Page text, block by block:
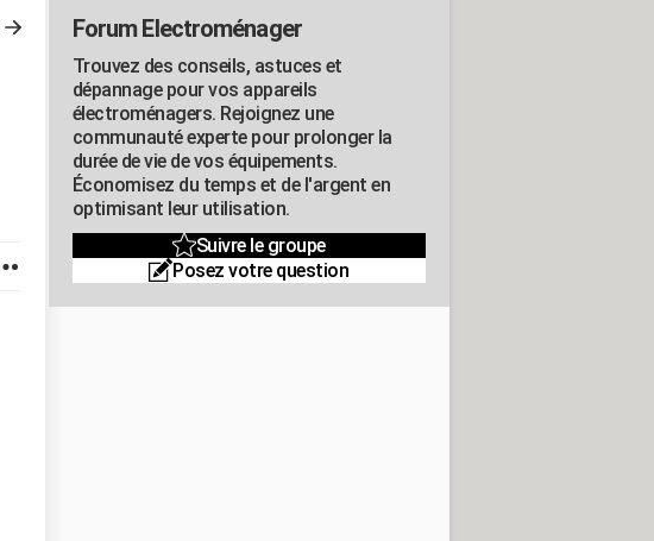
Forum Electroménager
Trouvez des conseils, astuces et
dépannage pour vos appareils
électroménagers. Rejoignez une
communauté experte pour prolonger la
durée de vie de vos équipements.
Économisez du temps et de l'argent en
optimisant leur utilisation.
Suivre le groupe
Posez votre question